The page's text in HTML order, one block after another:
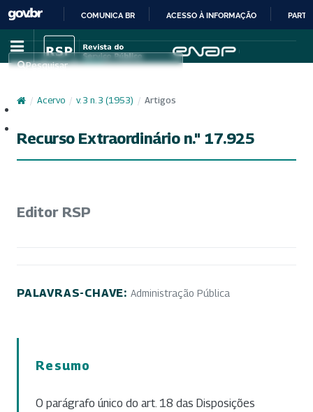
IR
PARA
CONTEÚDO
COMUNICA BR ACESSO À INFORMAÇÃO
Pesquisar
/ Acervo / v. 3 n. 3 (1953) / Artigos
Recurso Extraordinário n." 17.925
Editor RSP
PALAVRAS-CHAVE: Administração Pública
Resumo
O parágrafo único do art. 18 das Disposições